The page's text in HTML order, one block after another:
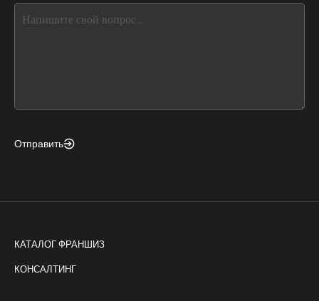
this,
Отправить
КАТАЛОГ ФРАНШИЗ
КОНСАЛТИНГ